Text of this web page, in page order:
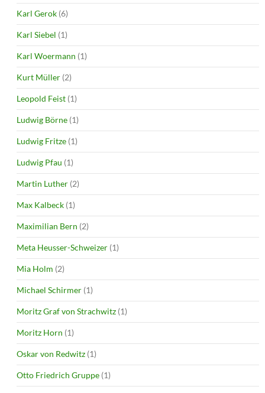
Karl Gerok (6)
Karl Siebel (1)
Karl Woermann (1)
Kurt Müller (2)
Leopold Feist (1)
Ludwig Börne (1)
Ludwig Fritze (1)
Ludwig Pfau (1)
Martin Luther (2)
Max Kalbeck (1)
Maximilian Bern (2)
Meta Heusser-Schweizer (1)
Mia Holm (2)
Michael Schirmer (1)
Moritz Graf von Strachwitz (1)
Moritz Horn (1)
Oskar von Redwitz (1)
Otto Friedrich Gruppe (1)